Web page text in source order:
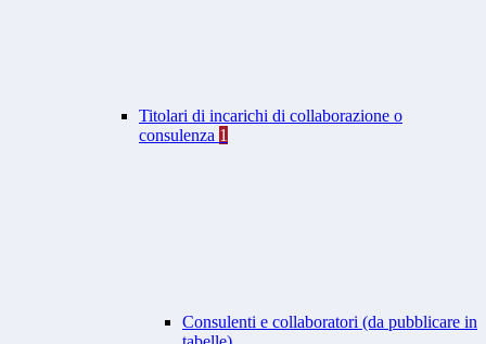
Titolari di incarichi di collaborazione o
consulenza 1
Consulenti e collaboratori (da pubblicare in